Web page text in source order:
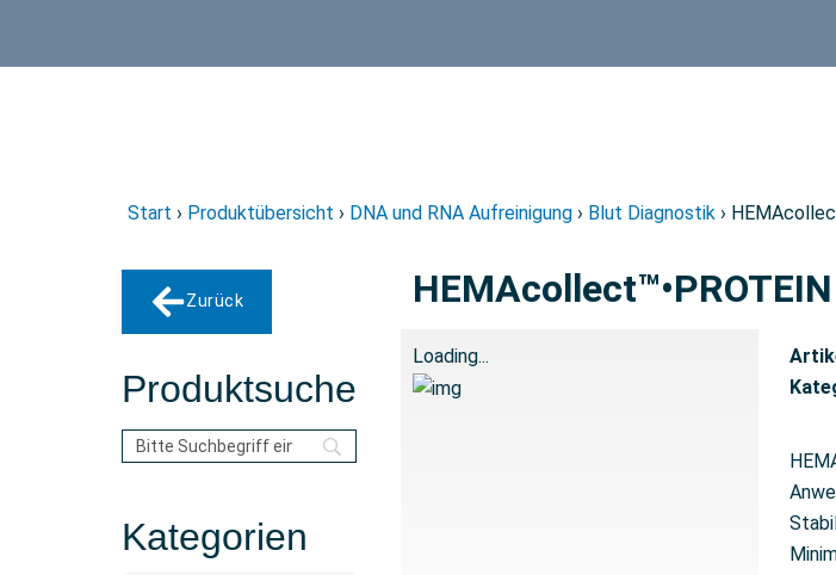
Start › Produktübersicht › DNA und RNA Aufreinigung › Blut Diagnostik ›
Zurück
Produktsuche
Kategorien
Loading...